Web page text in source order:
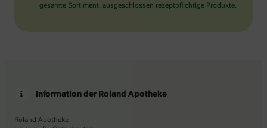
gesamte Sortiment, ausgeschlossen rezeptpflichtige Produkte.
Information der Roland Apotheke
Roland Apotheke